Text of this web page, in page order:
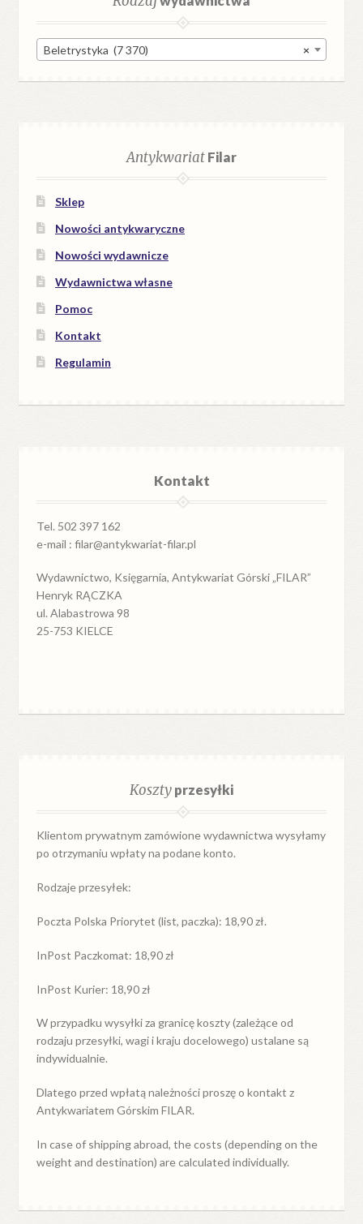
×
Beletrystyka (7 370)
AntykwariatFilar
Sklep
Nowości antykwaryczne
Nowości wydawnicze
Wydawnictwa własne
Pomoc
Kontakt
Regulamin
Kontakt
Tel. 502 397 162
e-mail : filar@antykwariat-filar.pl
Wydawnictwo, Księgarnia, Antykwariat Górski „FILAR”
Henryk RĄCZKA
ul. Alabastrowa 98
25-753 KIELCE
Kosztyprzesyłki
Klientom prywatnym zamówione wydawnictwa wysyłamy
po otrzymaniu wpłaty na podane konto.
Rodzaje przesyłek:
Poczta Polska Priorytet (list, paczka): 18,90 zł.
InPost Paczkomat: 18,90 zł
InPost Kurier: 18,90 zł
W przypadkuwysyłkiza granicękoszty (zależące od
rodzaju przesyłki, wagi i kraju docelowego) ustalane są
indywidualnie.
Dlatego przed wpłatą należności proszę o kontakt z
Antykwariatem Górskim FILAR.
In case of shipping abroad, the costs (depending on the
weight and destination) are calculated individually.